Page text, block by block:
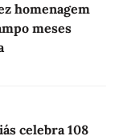
homenagem
meses
celebra 108